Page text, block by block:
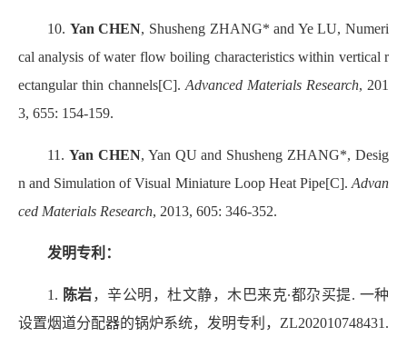
10. Yan CHEN, Shusheng ZHANG* and Ye LU, Numeri
cal analysis of water flow boiling characteristics within vertical r
ectangular thin channels[C]. Advanced Materials Research, 201
3, 655: 154-159.
11. Yan CHEN, Yan QU and Shusheng ZHANG*, Desig
n and Simulation of Visual Miniature Loop Heat Pipe[C]. Advan
ced Materials Research, 2013, 605: 346-352.
发明专利：
1. 陈岩，辛公明，杜文静，木巴来克∙都尕买提. 一种
设置烟道分配器的锅炉系统，发明专利， ZL202010748431.